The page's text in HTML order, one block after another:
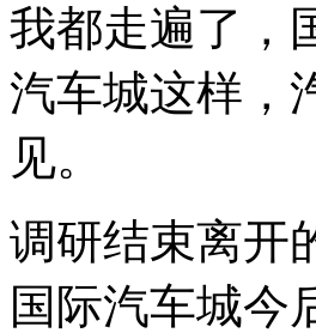
我都走遍了，
汽车城这样，
见。
调研结束离开
国际汽车城今